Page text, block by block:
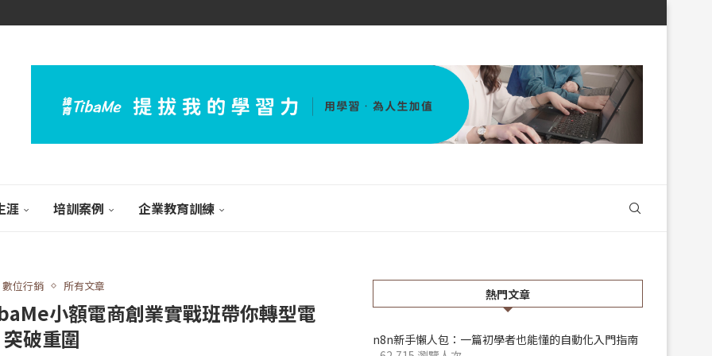
涯 培訓案例 企業教育訓練
數位行銷 所有文章
小額電商創業實戰班帶你轉型電
破重圍
熱門文章
n8n新手懶人包：一篇初學者也能懂的自動化入門指南